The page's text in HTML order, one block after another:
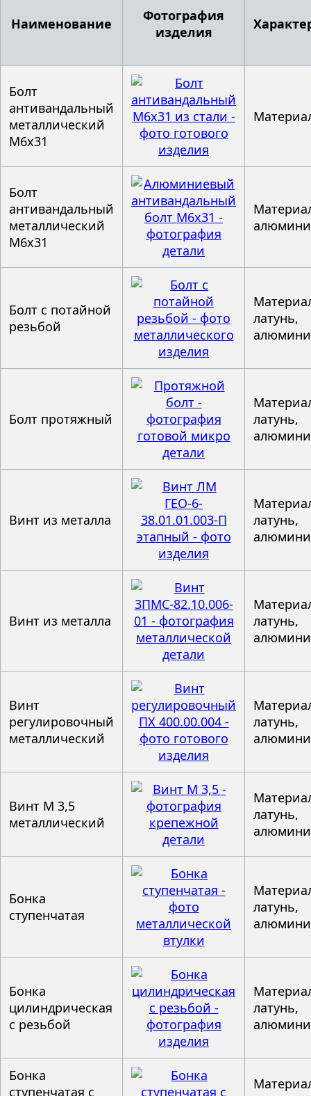
Наименование
Фотография
изделия
Болт
антивандальный
металлический
М6x31
Болт
антивандальный
металлический
М6x31
Болт с потайной
резьбой
латунь,
Болт протяжный
латунь,
Винт из металла
латунь,
Винт из металла
латунь,
Винт
регулировочный
металлический
латунь,
Винт М 3,5
металлический
латунь,
Бонка
ступенчатая
латунь,
Бонка
цилиндрическая
с резьбой
латунь,
Бонка
ступенчатая с